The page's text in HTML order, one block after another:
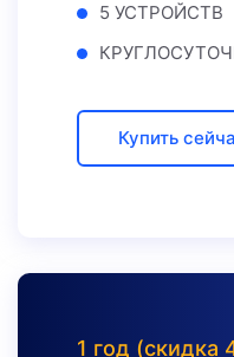
5 УСТРОЙСТВ
Купить
1 год (скидка